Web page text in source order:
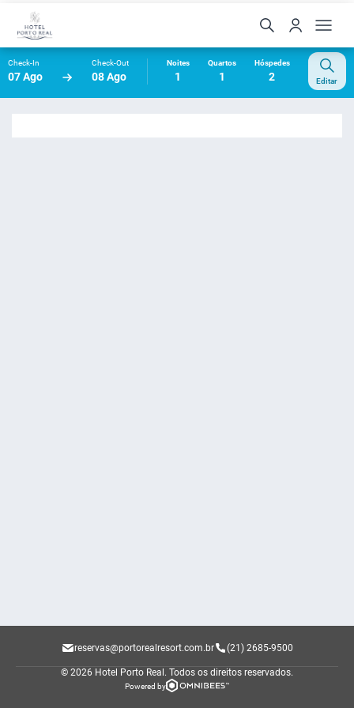
Check-In
07 Ago
Check-Out
08 Ago
Noites
1
Quartos
1
Hóspedes
2 Editar
reservas@portorealresort.com.br (21) 2685-9500
© 2026 Hotel Porto Real. Todos os direitos reservados.
Powered by